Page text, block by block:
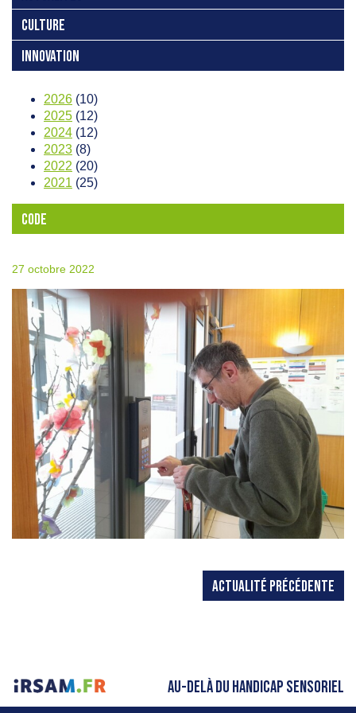
CULTURE
INNOVATION
2026 (10)
2025 (12)
2024 (12)
2023 (8)
2022 (20)
2021 (25)
CODE
27 octobre 2022
ACTUALITÉ PRÉCÉDENTE
AU-DELÀ DU HANDICAP SENSORIEL